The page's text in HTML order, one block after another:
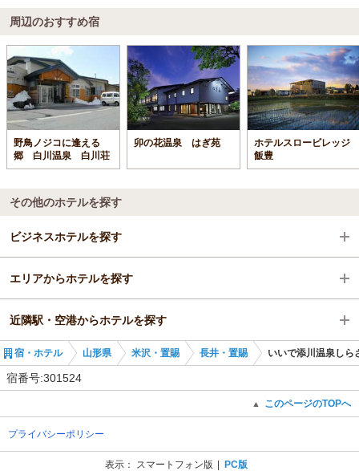
周辺のおすすめ宿
野鳥ノジコに逢える
郷 白川温泉 白川荘
卯の花温泉 はぎ苑
ホテルスロービレッジ
飯豊
その他のホテルを探す
ビジネスホテルを探す
山形県
米沢・置賜
長井・置賜
エリアからホテルを探す
山形県
米沢・置賜
近隣駅・空港からホテルを探す
羽前椿駅
宿・ホテル 山形県 米沢・置賜 長井・置賜 いいで添川温泉しら
宿番号:301524
▲ このページのTOPへ
プライバシーポリシー
表示： スマートフォン版 PC版